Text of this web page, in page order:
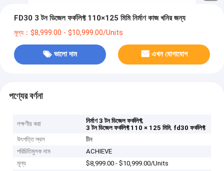
FD30 3 টন ডিজেল ফর্কলিফ্ট 110×125 মিমি নির্মাণ কাজ খনির জন্য
মূল্য：$8,999.00 - $10,999.00/Units
ভালো দাম এখন যোগাযোগ
পণ্যের বর্ণনা
লক্ষণীয় করা নির্মাণ 3 টন ডিজেল ফর্কলিফ্ট,
3 টন ডিজেল ফর্কলিফ্ট 110 × 125 মিমি, fd30 ফর্কলিফ্ট
উৎপত্তি স্থল
চীন
পরিচিতিমুলক নাম
ACHIEVE
মূল্য
$8,999.00 - $10,999.00/Units